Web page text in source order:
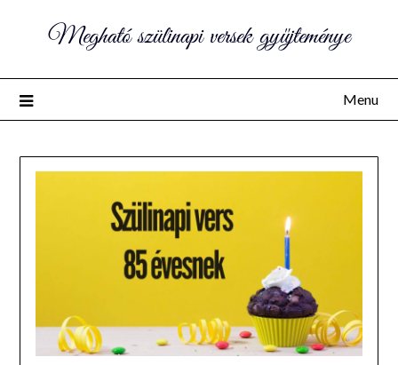
Megható szülinapi versek gyűjteménye
Menu